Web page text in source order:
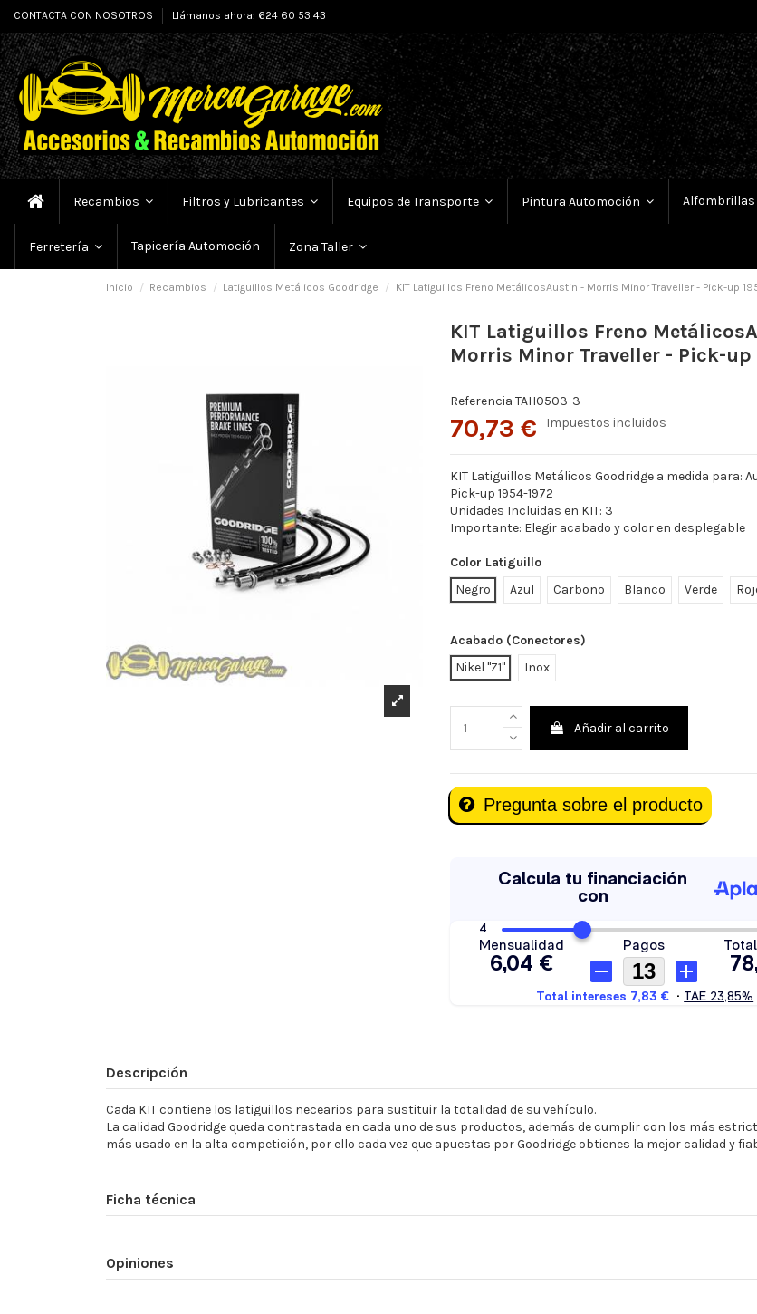
CONTACTA CON NOSOTROS Llámanos ahora: 624 60 53 43
Recambios Filtros y Lubricantes Equipos de Transporte Pintura Automoción Alfombrillas
Ferretería Tapicería Automoción Zona Taller
Inicio Recambios Latiguillos Metálicos Goodridge KIT Latiguillos Freno MetálicosAustin - Morris Minor Traveller - Pick-up
KIT Latiguillos Freno
Morris Minor Traveller - Pick-up
Referencia TAH0503-3
70,73 € Impuestos incluidos
KIT Latiguillos Metálicos Goodridge a medida para:
Pick-up 1954-1972
Unidades Incluidas en KIT: 3
Importante: Elegir acabado y color en desplegable
Color Latiguillo
Negro
Azul Carbono Blanco Verde
Acabado (Conectores)
Nikel "Z1"
Inox
Añadir al carrito
Pregunta sobre el producto
Descripción
Cada KIT contiene los latiguillos necearios para sustituir la totalidad de su vehículo.
La calidad Goodridge queda contrastada en cada uno de sus productos, además de cumplir con los más
más usado en la alta competición, por ello cada vez que apuestas por Goodridge obtienes la mejor calidad y
Ficha técnica
Opiniones